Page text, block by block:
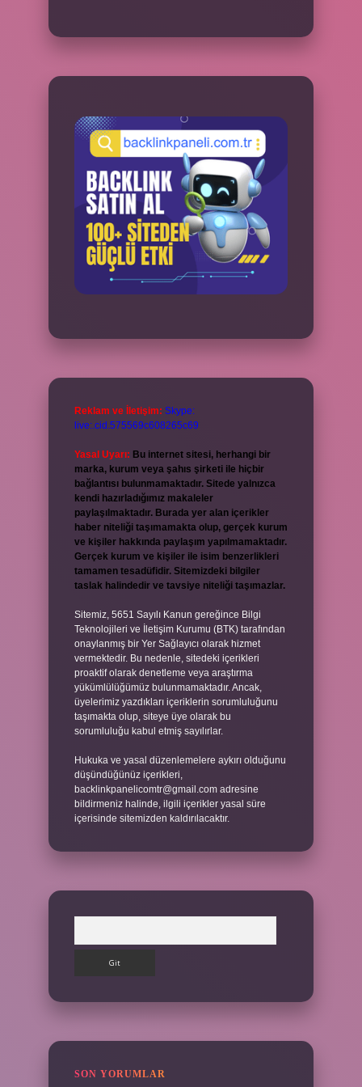
Reklam ve İletişim: Skype:
live:.cid.575569c608265c69
Yasal Uyarı: Bu internet sitesi, herhangi bir
marka, kurum veya şahıs şirketi ile hiçbir
bağlantısı bulunmamaktadır. Sitede yalnızca
kendi hazırladığımız makaleler
paylaşılmaktadır. Burada yer alan içerikler
haber niteliği taşımamakta olup, gerçek kurum
ve kişiler hakkında paylaşım yapılmamaktadır.
Gerçek kurum ve kişiler ile isim benzerlikleri
tamamen tesadüfidir. Sitemizdeki bilgiler
taslak halindedir ve tavsiye niteliği taşımazlar.
Sitemiz, 5651 Sayılı Kanun gereğince Bilgi
Teknolojileri ve İletişim Kurumu (BTK) tarafından
onaylanmış bir Yer Sağlayıcı olarak hizmet
vermektedir. Bu nedenle, sitedeki içerikleri
proaktif olarak denetleme veya araştırma
yükümlülüğümüz bulunmamaktadır. Ancak,
üyelerimiz yazdıkları içeriklerin sorumluluğunu
taşımakta olup, siteye üye olarak bu
sorumluluğu kabul etmiş sayılırlar.
Hukuka ve yasal düzenlemelere aykırı olduğunu
düşündüğünüz içerikleri,
backlinkpanelicomtr@gmail.com adresine
bildirmeniz halinde, ilgili içerikler yasal süre
içerisinde sitemizden kaldırılacaktır.
SON YORUMLAR